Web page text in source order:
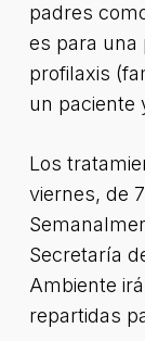
padres
es para una
profilaxis
un paciente
Los
viernes, de
Secretaría
Ambiente
repartidas